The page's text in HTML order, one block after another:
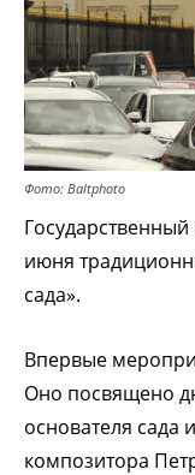
Фото: Baltphoto
июня
сада».
Впервые
Оно посвящено
основателя сада
композитора